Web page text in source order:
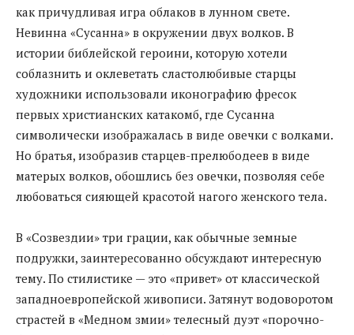
как причудливая игра облаков в лунном свете.
Невинна «Сусанна» в окружении двух волков. В
истории библейской героини, которую хотели
соблазнить и оклеветать сластолюбивые старцы
художники использовали иконографию фресок
первых христианских катакомб, где Сусанна
символически изображалась в виде овечки с волками.
Но братья, изобразив старцев-прелюбодеев в виде
матерых волков, обошлись без овечки, позволяя себе
любоваться сияющей красотой нагого женского тела.
В «Созвездии» три грации, как обычные земные
подружки, заинтересованно обсуждают интересную
тему. По стилистике — это «привет» от классической
западноевропейской живописи. Затянут водоворотом
страстей в «Медном змии» телесный дуэт «порочно-